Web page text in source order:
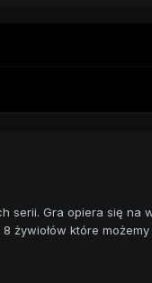
serii. Gra opiera się
które możemy